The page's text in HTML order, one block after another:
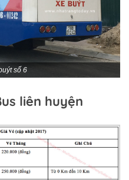
số 6
liên huyện